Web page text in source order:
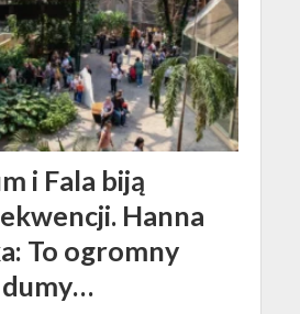
i Fala biją
Hanna
To ogromny